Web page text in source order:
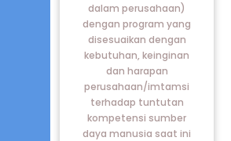
dalam perusahaan)
dengan program yang
disesuaikan dengan
kebutuhan, keinginan
dan harapan
perusahaan/imtamsi
terhadap tuntutan
kompetensi sumber
daya manusia saat ini